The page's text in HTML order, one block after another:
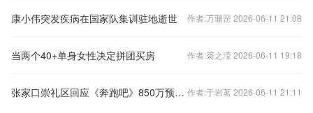
康小伟突发疾病在国家队集训驻地逝世 作者:万珊罡 2026-06-11 21:08
当两个40+单身女性决定拼团买房 作者:裘之滢 2026-06-11 19:18
张家口崇礼区回应《奔跑吧》850万预算：尚在招投标阶段 作者:于岩茗 2026-06-11 21:11